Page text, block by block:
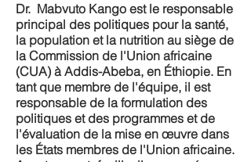
Dr. Mabvuto Kango est le responsable
principal des politiques pour la santé,
la population et la nutrition au siège de
la Commission de l'Union africaine
(CUA) à Addis-Abeba, en Éthiopie. En
tant que membre de l'équipe, il est
responsable de la formulation des
politiques et des programmes et de
l'évaluation de la mise en œuvre dans
les États membres de l'Union africaine.